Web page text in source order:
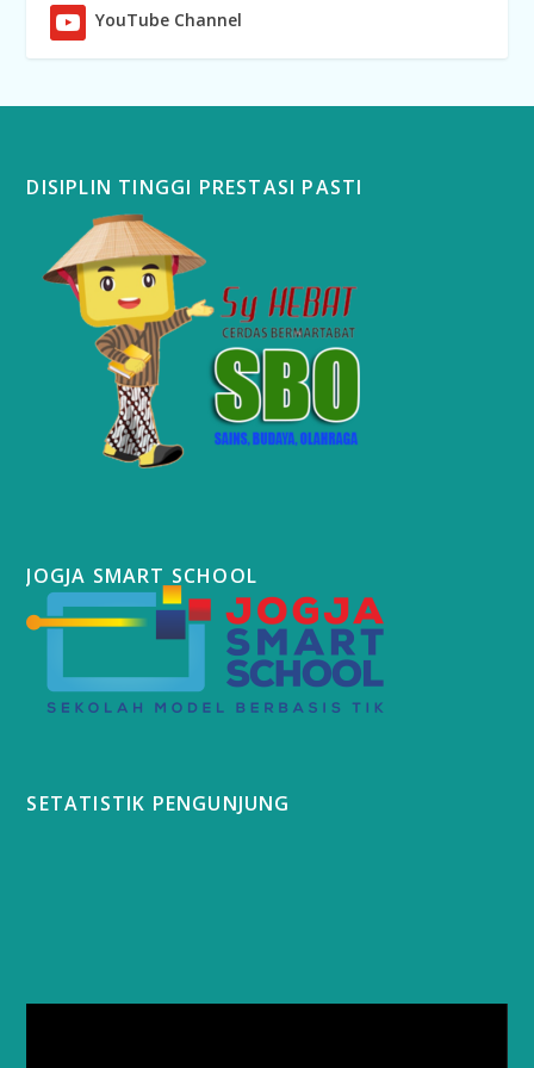
YouTube Channel
DISIPLIN TINGGI PRESTASI PASTI
JOGJA SMART SCHOOL
SETATISTIK PENGUNJUNG